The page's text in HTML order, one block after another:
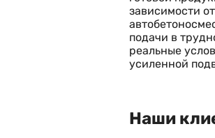
зависимости
подачи в
реальные
усиленной
Наши